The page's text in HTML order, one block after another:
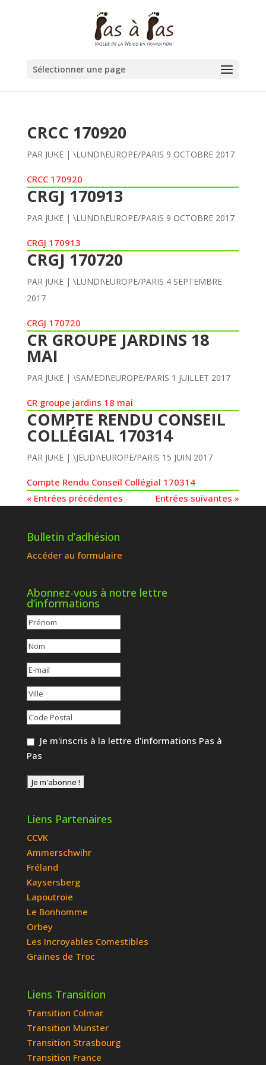
Sélectionner une page
CRCC 170920
PAR JUKE| \LUNDI\EUROPE/PARIS 9 OCTOBRE 2017
CRCC 170920
CRGJ 170913
PAR JUKE| \LUNDI\EUROPE/PARIS 9 OCTOBRE 2017
CRGJ 170913
CRGJ 170720
PAR JUKE| \LUNDI\EUROPE/PARIS 4 SEPTEMBRE
2017
CRGJ 170720
CR GROUPE JARDINS 18
MAI
PAR JUKE| \SAMEDI\EUROPE/PARIS 1 JUILLET 2017
CR groupe jardins 18 mai
COMPTE RENDU CONSEIL
COLLÉGIAL 170314
PAR JUKE| \JEUDI\EUROPE/PARIS 15 JUIN 2017
Compte Rendu Conseil Collégial 170314
« Entrées précédentes
Entrées suivantes »
Bulletin d’adhésion
Accéder au formulaire
Abonnez-vous à notre lettre
d’informations
Je m'inscris à la lettre d'informations Pas à
Pas
Liens Partenaires
CCVK
Ammerschwihr
Fréland
Kaysersberg
Lapoutroie
Le Bonhomme
Orbey
Les Incroyables Comestibles
Graines de Troc
Liens Transition
Transition Colmar
Transition Munster
Transition Strasbourg
Transition France